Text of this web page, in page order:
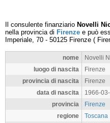
Il consulente finanziario Novelli
nella provincia di Firenze e può
Imperiale, 70 - 50125 Firenze (
nome
Novelli
luogo di nascita
Firenze
provincia di nascita
Firenze
data di nascita
1966-
provincia
Firenze
regione
Toscana